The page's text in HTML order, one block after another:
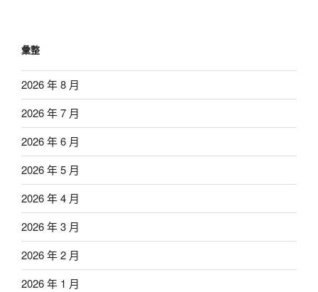
彙整
2026 年 8 月
2026 年 7 月
2026 年 6 月
2026 年 5 月
2026 年 4 月
2026 年 3 月
2026 年 2 月
2026 年 1 月